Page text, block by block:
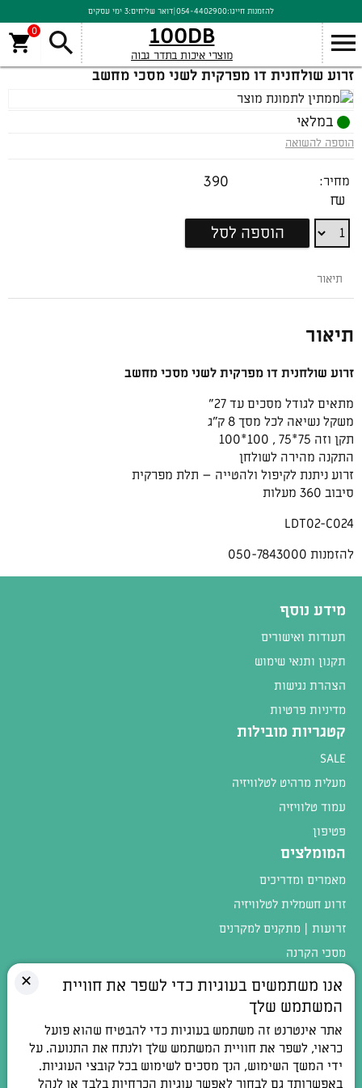
להזמנות חייגו:054-4402900
|דואר שליחים:3 ימי עסקים
100DB
מוצרי איכות בתדר גבוה
0
זרוע שולחנית דו מפרקית לשני מסכי מחשב
במלאי
הוספה להשואה
מחיר:
390
₪
זרוע
שולחנית
מפרקית
לשני
מחשב
הוספה לסל
תיאור
תיאור
זרוע שולחנית דו מפרקית לשני מסכי מחשב
מתאים לגודל מסכים עד 27"
משקל נשיאה לכל מסך 8 ק"ג
תקן וזה 75*75 , 100*100
התקנה מהירה לשולחן
זרוע ניתנת לקיפול ולהטייה – תלת מפרקית
סיבוב 360 מעלות
LDT02-C024
להזמנות 050-7843000
מידע נוסף
תעודות ואישורים
תקנון ותנאי שימוש
הצהרת נגישות
מדיניות פרטיות
קטגריות מובילות
SALE
מעלית מרהיט לטלוויזיה
עמוד טלוויזיה
פטיפון
המומלצים
מאמרים ומדריכים
זרוע חשמלית לטלוויזיה
זרועות | מתקנים למקרנים
מסכי הקרנה
טלפון:054-4402900
כתובת: רחוב חלוצי התעשיה 1, אלפי מנשה
דואר אלקטרוני:contact@100db.co.il
✕
אנו משתמשים בעוגיות כדי לשפר את חוויית
המשתמש שלך
אתר אינטרנט זה משתמש בעוגיות כדי להבטיח שהוא פועל
כראוי, לשפר את חוויית המשתמש שלך ולנתח את התנועה. על
ידי המשך השימוש, הנך מסכים לשימוש בכל קובצי העוגיות.
באפשרותך גם לבחור לאפשר עוגיות הכרחיות בלבד או לנהל